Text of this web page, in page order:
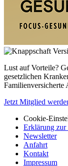
Lust auf Vorteile?
gesetzlichen
Familienversicherte
Jetzt Mitglied
Cookie-
Erklärung
Newsletter
Anfahrt
Kontakt
Impressum